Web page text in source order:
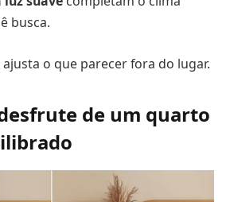
busca.
o que parecer fora do lugar.
de um quarto